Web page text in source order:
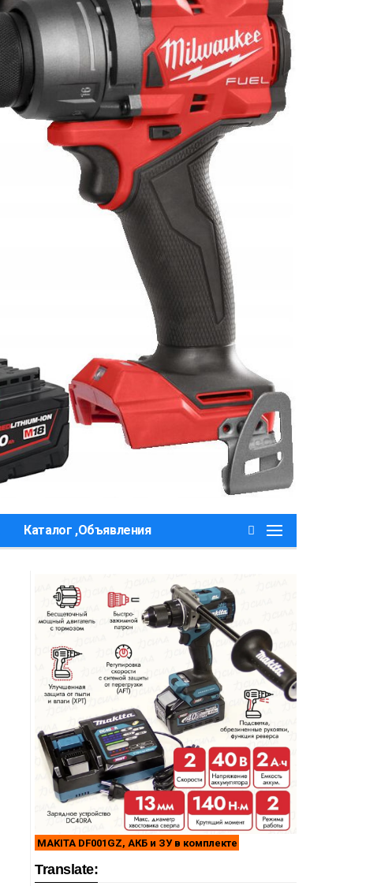
Каталог ,Объявления
MAKITA DF001GZ, АКБ и ЗУ в комплекте
Translate: